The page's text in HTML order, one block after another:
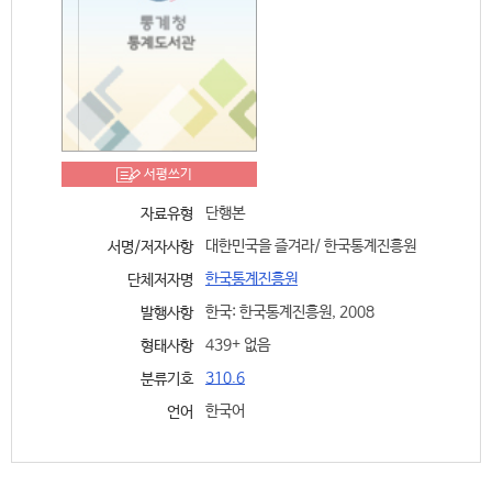
서평쓰기
자료유형
단행본
서명/저자사항
대한민국을 즐겨라/ 한국통계진흥원
단체저자명
한국통계진흥원
발행사항
한국: 한국통계진흥원, 2008
형태사항
439+ 없음
분류기호
310.6
언어
한국어